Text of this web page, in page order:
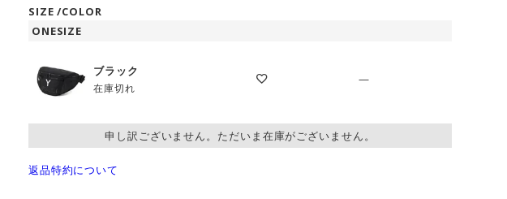
SIZE
COLOR
ONESIZE
ブラック
在庫切れ
—
申し訳ございません。ただいま在庫がございません。
返品特約について